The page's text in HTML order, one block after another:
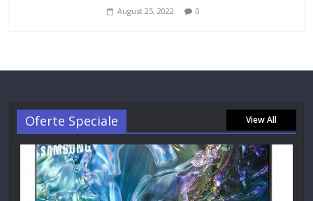
August 25, 2022 0
Oferte Speciale View All